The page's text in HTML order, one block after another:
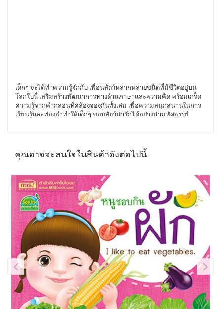
เด็กๆ จะได้ทำความรู้จักกับ เพื่อนสัตว์หลากหลายชนิดที่มีชีวิตอยู่บน
โลกใบนี้ เสริมสร้างพัฒนาการทางด้านภาษาและความคิด พร้อมเกร็ด
ความรู้จากคำกลอนที่คล้องจองกันทั้งเล่ม เพื่อความสนุกสนานในการ
เรียนรู้และท่องจำทำให้เด็กๆ ชอบสัตว์น่ารักได้อย่างน่ามหัศจรรย์
คุณอาจจะสนใจในสินค้าดังต่อไปนี้